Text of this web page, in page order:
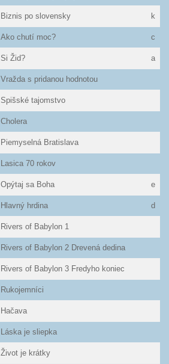
Biznis po slovensky k
Ako chutí moc? c
Si Žid? a
Vražda s pridanou hodnotou
Spišské tajomstvo
Cholera
Piemyselná Bratislava
Lasica 70 rokov
Opýtaj sa Boha e
Hlavný hrdina d
Rivers of Babylon 1
Rivers of Babylon 2 Drevená dedina
Rivers of Babylon 3 Fredyho koniec
Rukojemníci
Hačava
Láska je sliepka
Život je krátky